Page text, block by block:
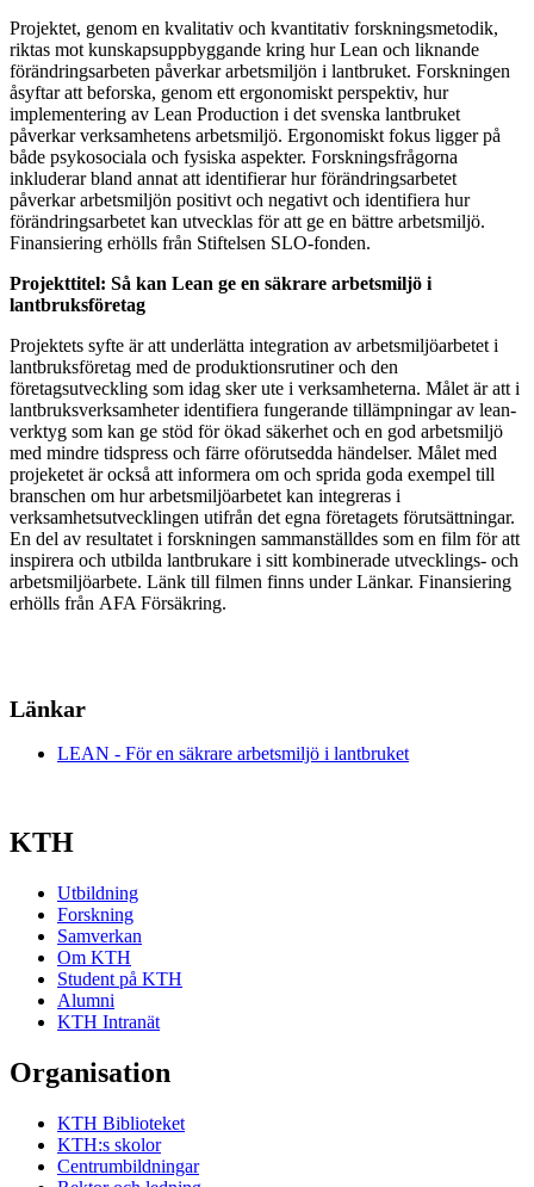
Projektet, genom en kvalitativ och kvantitativ forskningsmetodik,
riktas mot kunskapsuppbyggande kring hur Lean och liknande
förändringsarbeten påverkar arbetsmiljön i lantbruket. Forskningen
åsyftar att beforska, genom ett ergonomiskt perspektiv, hur
implementering av Lean Production i det svenska lantbruket
påverkar verksamhetens arbetsmiljö. Ergonomiskt fokus ligger på
både psykosociala och fysiska aspekter. Forskningsfrågorna
inkluderar bland annat att identifierar hur förändringsarbetet
påverkar arbetsmiljön positivt och negativt och identifiera hur
förändringsarbetet kan utvecklas för att ge en bättre arbetsmiljö.
Finansiering erhölls från Stiftelsen SLO-fonden.
Projekttitel: Så kan Lean ge en säkrare arbetsmiljö i
lantbruksföretag
Projektets syfte är att underlätta integration av arbetsmiljöarbetet i
lantbruksföretag med de produktionsrutiner och den
företagsutveckling som idag sker ute i verksamheterna. Målet är att i
lantbruksverksamheter identifiera fungerande tillämpningar av lean-
verktyg som kan ge stöd för ökad säkerhet och en god arbetsmiljö
med mindre tidspress och färre oförutsedda händelser. Målet med
projeketet är också att informera om och sprida goda exempel till
branschen om hur arbetsmiljöarbetet kan integreras i
verksamhetsutvecklingen utifrån det egna företagets förutsättningar.
En del av resultatet i forskningen sammanställdes som en film för att
inspirera och utbilda lantbrukare i sitt kombinerade utvecklings- och
arbetsmiljöarbete. Länk till filmen finns under Länkar. Finansiering
erhölls från AFA Försäkring.
Länkar
LEAN - För en säkrare arbetsmiljö i lantbruket
KTH
Utbildning
Forskning
Samverkan
Om KTH
Student på KTH
Alumni
KTH Intranät
Organisation
KTH Biblioteket
KTH:s skolor
Centrumbildningar